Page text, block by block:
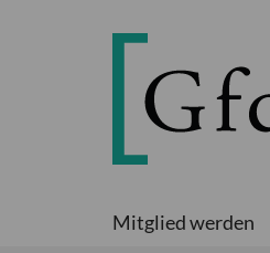
Mitglied werden